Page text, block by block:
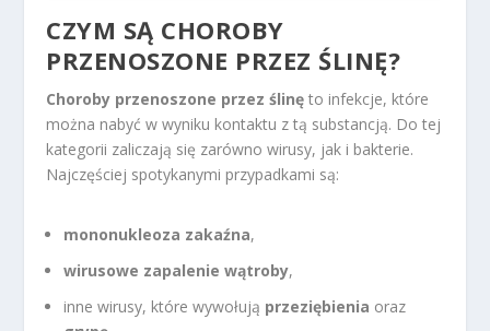
CZYM SĄ CHOROBY
PRZENOSZONE PRZEZ ŚLINĘ?
Choroby przenoszone przez ślinę to infekcje, które
można nabyć w wyniku kontaktu z tą substancją. Do tej
kategorii zaliczają się zarówno wirusy, jak i bakterie.
Najczęściej spotykanymi przypadkami są:
mononukleoza zakaźna,
wirusowe zapalenie wątroby,
inne wirusy, które wywołują przeziębienia oraz